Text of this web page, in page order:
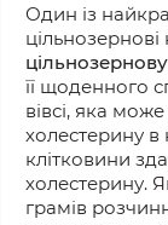
Один із
цільнозернову
її щоденного
вівсі, яка може
холестерину в
клітковини
холестерину.
грамів